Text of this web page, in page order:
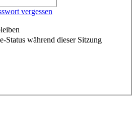
vergessen
Status während dieser Sitzung